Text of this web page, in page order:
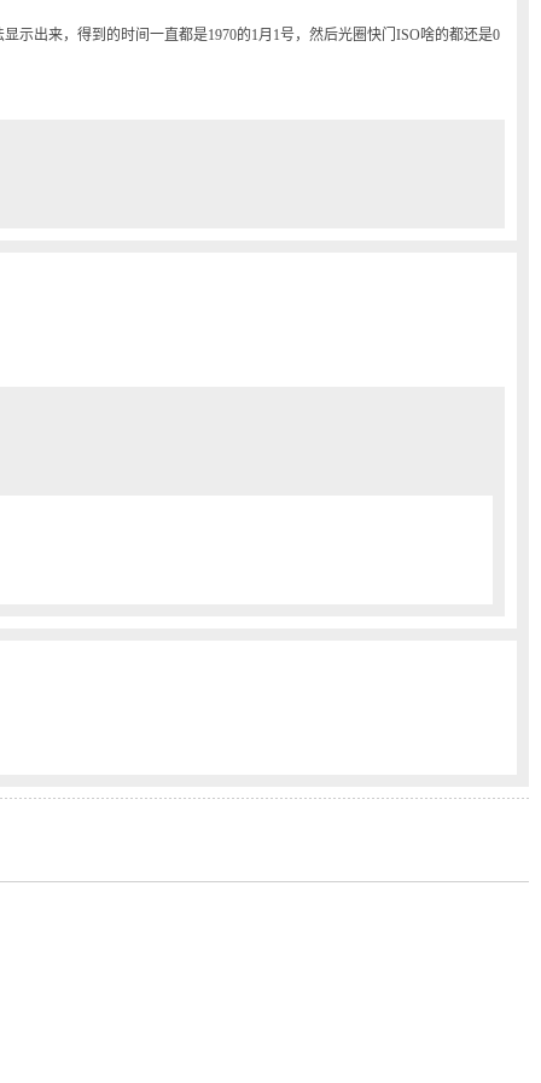
示出来，得到的时间一直都是1970的1月1号，然后光圈快门ISO啥的都还是0